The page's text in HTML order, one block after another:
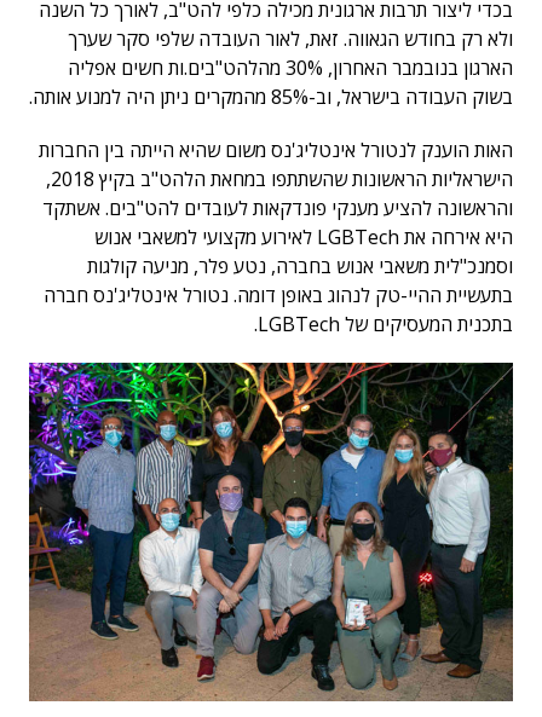
בכדי ליצור תרבות ארגונית מכילה כלפי להט"ב, לאורך כל השנה
ולא רק בחודש הגאווה. זאת, לאור העובדה שלפי סקר שערך
הארגון בנובמבר האחרון, 30% מהלהט"בים.ות חשים אפליה
בשוק העבודה בישראל, וב-85% מהמקרים ניתן היה למנוע אותה.
האות הוענק לנטורל אינטליג'נס משום שהיא הייתה בין החברות
הישראליות הראשונות שהשתתפו במחאת הלהט"ב בקיץ 2018,
והראשונה להציע מענקי פונדקאות לעובדים להט"בים. אשתקד
היא אירחה את LGBTech לאירוע מקצועי למשאבי אנוש
וסמנכ"לית משאבי אנוש בחברה, נטע פלר, מניעה קולגות
בתעשיית ההיי-טק לנהוג באופן דומה. נטורל אינטליג'נס חברה
בתכנית המעסיקים של LGBTech.